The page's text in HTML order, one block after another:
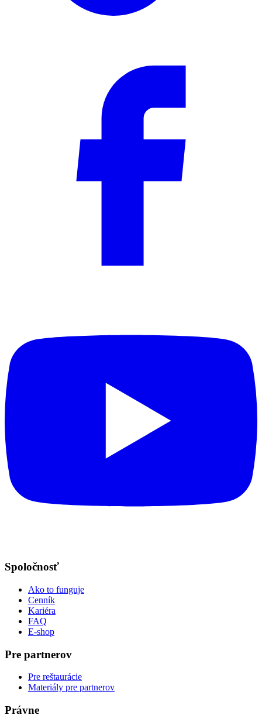
Spoločnosť
Ako to funguje
Cenník
Kariéra
FAQ
E-shop
Pre partnerov
Pre reštaurácie
Materiály pre partnerov
Právne